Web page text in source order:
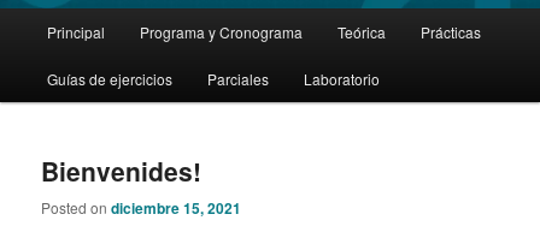
Skip
to
content
Skip
to
content
Principal Programa y Cronograma Teórica Prácticas
Guías de ejercicios Parciales Laboratorio
Bienvenides!
Posted ondiciembre 15, 2021